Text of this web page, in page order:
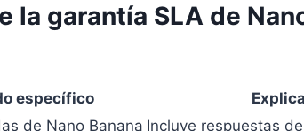
la garantía SLA de
específico
de Nano Banana Incluye respuestas